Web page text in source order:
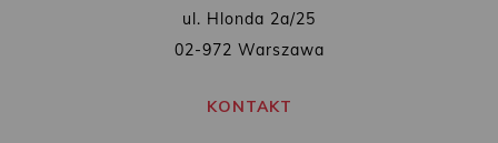
ul. Hlonda 2a/25
02-972 Warszawa
KONTAKT